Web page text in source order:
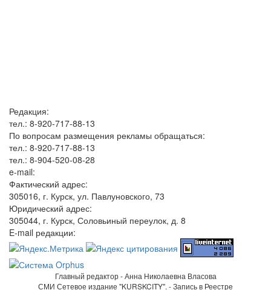
Редакция:
тел.: 8-920-717-88-13
По вопросам размещения рекламы обращаться:
тел.: 8-920-717-88-13
тел.: 8-904-520-08-28
e-mail:
Фактический адрес:
305016, г. Курск, ул. Павлуновского, 73
Юридический адрес:
305044, г. Курск, Соловьиный переулок, д. 8
E-mail редакции:
Главный редактор - Анна Николаевна Власова
СМИ Сетевое издание "KURSKCITY". - Запись в Реестре